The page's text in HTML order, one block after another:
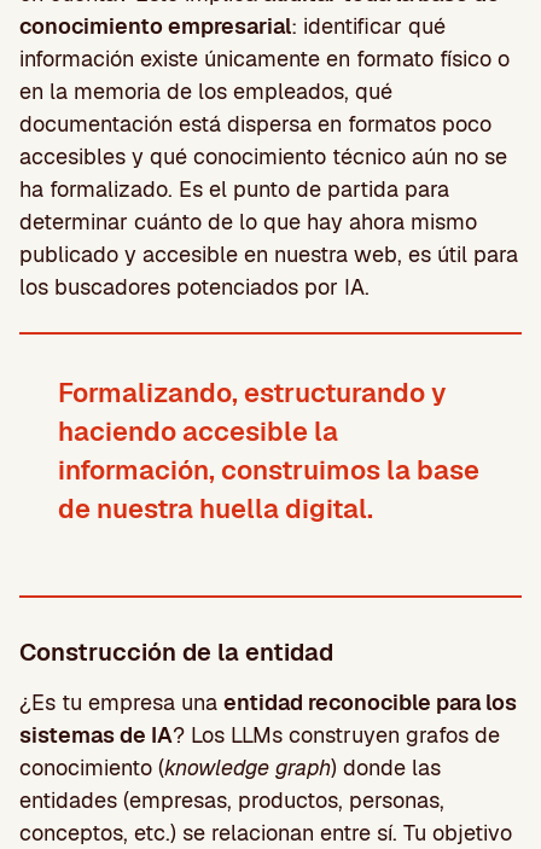
conocimiento empresarial: identificar qué
información existe únicamente en formato físico o
en la memoria de los empleados, qué
documentación está dispersa en formatos poco
accesibles y qué conocimiento técnico aún no se
ha formalizado. Es el punto de partida para
determinar cuánto de lo que hay ahora mismo
publicado y accesible en nuestra web, es útil para
los buscadores potenciados por IA.
Formalizando, estructurando y
haciendo accesible la
información, construimos la base
de nuestra huella digital.
Construcción de la entidad
¿Es tu empresa una entidad reconocible para los
sistemas de IA? Los LLMs construyen grafos de
conocimiento (knowledge graph) donde las
entidades (empresas, productos, personas,
conceptos, etc.) se relacionan entre sí. Tu objetivo